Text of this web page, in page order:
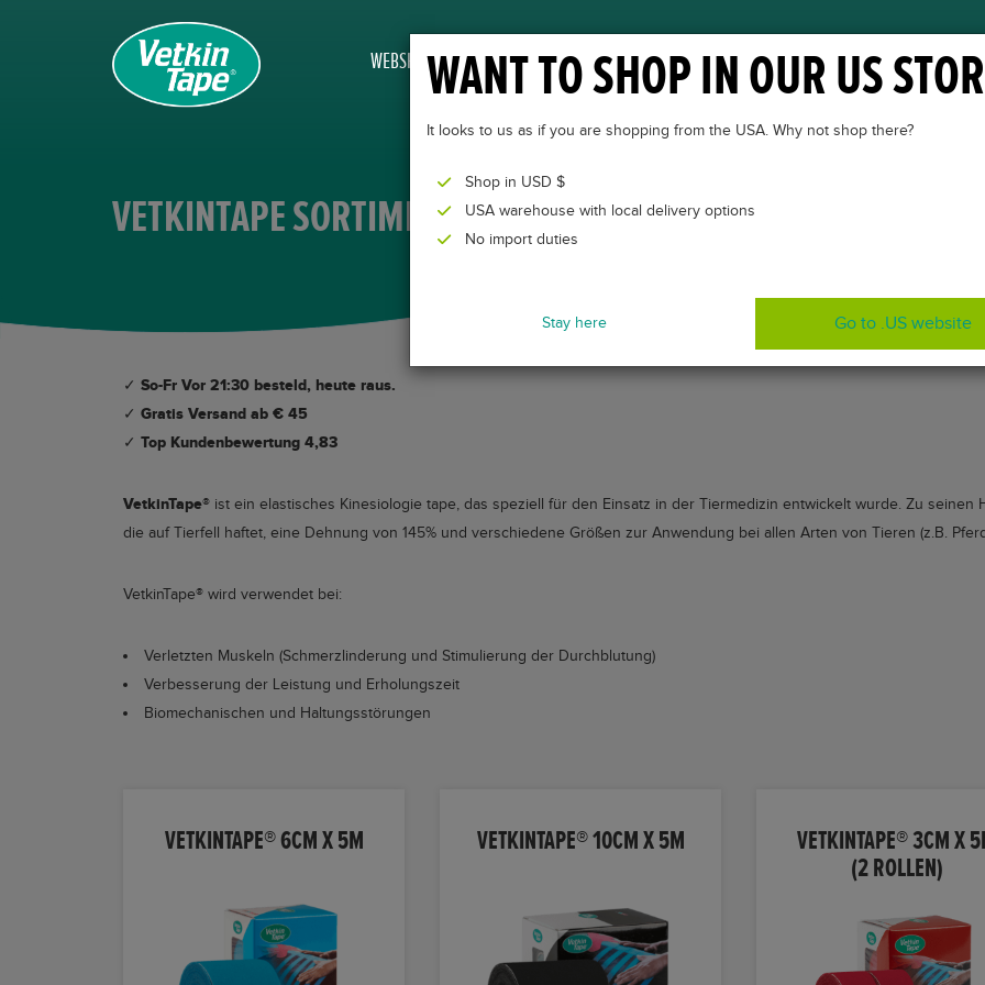
WEBSHOP ÜBER VETKINTAPE® CASES VETKINTAPE®
VETKINTAPE SORTIMENT
✓ So-Fr Vor 21:30 besteld, heute raus.
✓ Gratis Versand ab € 45
✓ Top Kundenbewertung 4,83
VetkinTape® ist ein elastisches Kinesiologie tape, das speziell für den Einsatz in der Tiermedizin entwickelt wurde. Zu
die auf Tierfell haftet, eine Dehnung von 145% und verschiedene Größen zur Anwendung bei allen Arten von Tieren (z.B.
VetkinTape® wird verwendet bei:
Verletzten Muskeln (Schmerzlinderung und Stimulierung der Durchblutung)
Verbesserung der Leistung und Erholungszeit
Biomechanischen und Haltungsstörungen
VETKINTAPE® 6CM X 5M VETKINTAPE® 10CM X 5M
VETKINTAPE® 3CM X
(2 ROLLEN)
WANT TO SHOP IN OUR US
It looks to us as if you are shopping from the USA. Why not shop there?
Shop in USD $
USA warehouse with local delivery options
No import duties
Stay here Go to .US website